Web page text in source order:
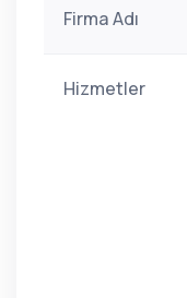
Firma Adı
Hizmetler